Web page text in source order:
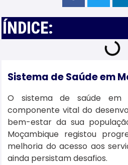
ÍNDICE:
Sistema de Saúde em
O sistema de saúde em
componente vital do
bem-estar da sua
Moçambique registou
melhoria do acesso aos
ainda persistam desafios.